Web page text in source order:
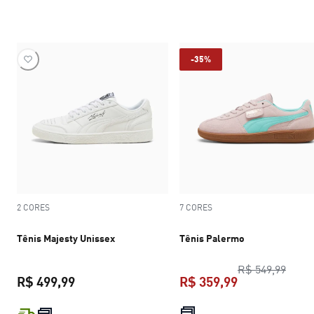
2 CORES
Tênis Majesty Unissex
R$ 499,99
preço atual R$ 499,99
-35%
7 CORES
Tênis Palermo
R$ 549,99
R$ 359,99